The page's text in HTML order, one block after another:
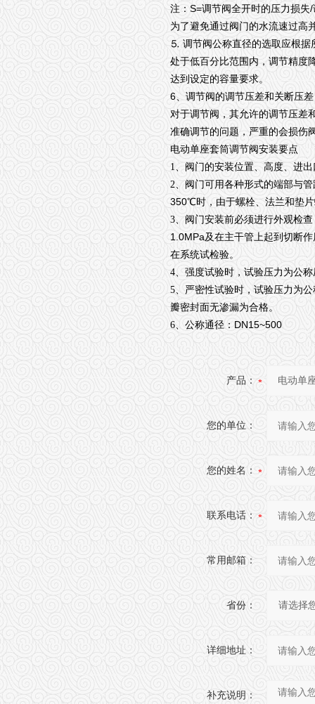
注： S=调节阀全开时的压力损失/
为了避免通过阀门的水流速过高
⒌ 调节阀公称直径的选取应根
处于低百分比范围内，调节精度
达到设定的容量要求。
6、调节阀的调节压差和关断压差
对于调节阀，其允许的调节压差
准确调节的问题，严重的会损伤
电动单座套筒调节阀安装要点
1、阀门的安装位置、高度、进
2、阀门可用各种形式的端部与
350℃时，由于螺栓、法兰和垫
3、阀门安装前必须进行外观检
1.0MPa及在主干管上起到切断
在系统试检验。
4、强度试验时，试验压力为公
5、严密性试验时，试验压力为
瓣密封面无渗漏为合格。
6、公称通径： DN15~500
产品：
您的单位：
您的姓名：
联系电话：
常用邮箱：
省份：
详细地址：
补充说明：